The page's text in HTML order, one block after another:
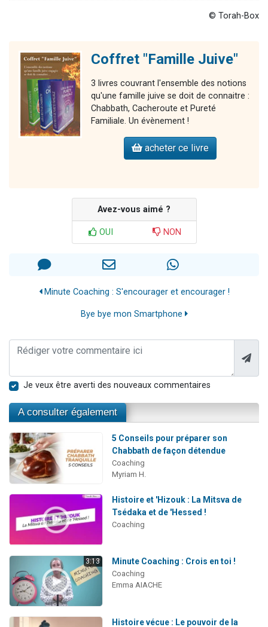
© Torah-Box
Coffret "Famille Juive"
3 livres couvrant l'ensemble des notions
qu'une famille juive se doit de connaitre :
Chabbath, Cacheroute et Pureté
Familiale. Un évènement !
acheter ce livre
Avez-vous aimé ?
OUI NON
Minute Coaching : S'encourager et encourager !
Bye bye mon Smartphone
Je veux être averti des nouveaux commentaires
A consulter également
5 Conseils pour préparer son
Chabbath de façon détendue
Coaching
Myriam H.
Histoire et 'Hizouk : La Mitsva de
Tsédaka et de 'Hessed !
Coaching
3:13 Minute Coaching : Crois en toi !
Coaching
Emma AIACHE
Histoire vécue : Le pouvoir de la